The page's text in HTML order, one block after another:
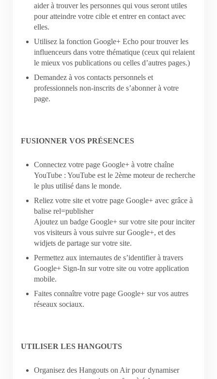
aider à trouver les personnes qui vous seront utiles
pour atteindre votre cible et entrer en contact avec
elles.
Utilisez la fonction Google+ Echo pour trouver les
influenceurs dans votre thématique (ceux qui relaient
le mieux vos publications ou celles d’autres pages.)
Demandez à vos contacts personnels et
professionnels non-inscrits de s’abonner à votre
page.
FUSIONNER VOS PRÉSENCES
Connectez votre page Google+ à votre chaîne
YouTube : YouTube est le 2ème moteur de recherche
le plus utilisé dans le monde.
Reliez votre site et votre page Google+ avec grâce à
balise rel=publisher
Ajoutez un badge Google+ sur votre site pour inciter
vos visiteurs à vous suivre sur Google+, et des
widjets de partage sur votre site.
Permettez aux internautes de s’identifier à travers
Google+ Sign-In sur votre site ou votre application
mobile.
Faites connaître votre page Google+ sur vos autres
réseaux sociaux.
UTILISER LES HANGOUTS
Organisez des Hangouts on Air pour dynamiser